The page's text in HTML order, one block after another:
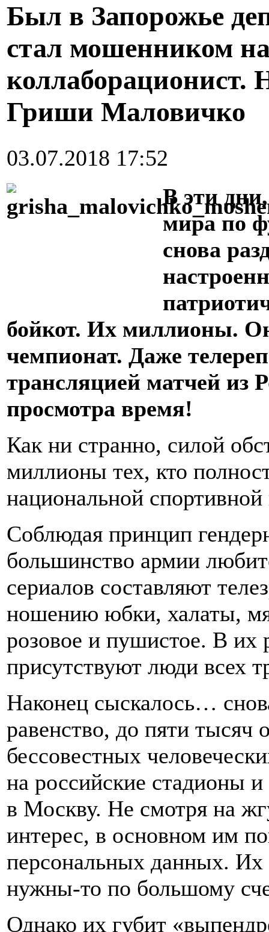
Был в Запорожье
стал мошенником
Гриши Маловичко
03.07.2018 17:52
В эти
мира по
снова
бойкот. Их миллионы.
чемпионат. Даже
трансляцией матчей из
просмотра время!
Как ни странно, силой
миллионы тех, кто
национальной спортивной
Соблюдая принцип
большинство армии
сериалов составляют
ношению юбки, халаты,
розовое и пушистое. В их
присутствуют люди всех
Наконец сыскалось…
равенство, до пяти тысяч
бессовестных
на российские стадионы
в Москву. Не смотря на
интерес, в основном им
персональных данных.
нужны-то по большому
Однако их губит